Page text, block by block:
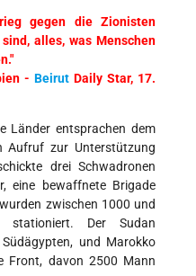
gegen die Zionisten
alles, was Menschen
- Beirut Daily Star, 17.
Länder entsprachen dem
Aufruf zur Unterstützung
drei Schwadronen
eine bewaffnete Brigade
zwischen 1000 und
stationiert. Der Sudan
und Marokko
Front, davon 2500 Mann